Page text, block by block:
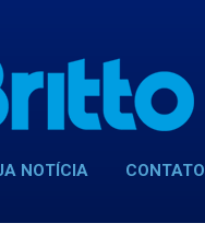
NOTÍCIA CONTATO